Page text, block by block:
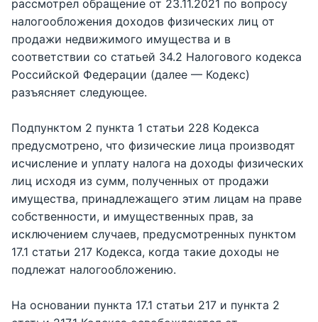
рассмотрел обращение от 23.11.2021 по вопросу
налогообложения доходов физических лиц от
продажи недвижимого имущества и в
соответствии со статьей 34.2 Налогового кодекса
Российской Федерации (далее — Кодекс)
разъясняет следующее.
Подпунктом 2 пункта 1 статьи 228 Кодекса
предусмотрено, что физические лица производят
исчисление и уплату налога на доходы физических
лиц исходя из сумм, полученных от продажи
имущества, принадлежащего этим лицам на праве
собственности, и имущественных прав, за
исключением случаев, предусмотренных пунктом
17.1 статьи 217 Кодекса, когда такие доходы не
подлежат налогообложению.
На основании пункта 17.1 статьи 217 и пункта 2